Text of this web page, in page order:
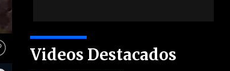
Videos Destacados